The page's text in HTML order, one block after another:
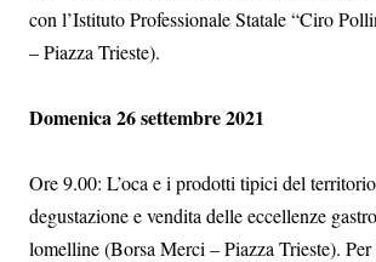
con l’Istituto Professionale Statale “Ciro
– Piazza Trieste).
Domenica 26 settembre 2021
Ore 9.00: L’oca e i prodotti tipici del
degustazione e vendita delle eccellenze
lomelline (Borsa Merci – Piazza Trieste). Per